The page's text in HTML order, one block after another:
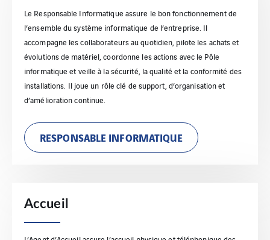
Le Responsable Informatique assure le bon fonctionnement de
l’ensemble du système informatique de l’entreprise. Il
accompagne les collaborateurs au quotidien, pilote les achats et
évolutions de matériel, coordonne les actions avec le Pôle
informatique et veille à la sécurité, la qualité et la conformité des
installations. Il joue un rôle clé de support, d’organisation et
d’amélioration continue.
RESPONSABLE INFORMATIQUE
Accueil